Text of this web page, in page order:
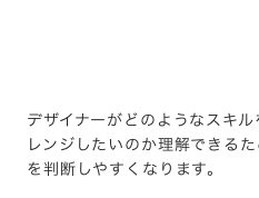
デザイナーがどのようなスキ
レンジしたいのか理解できる
を判断しやすくなります。